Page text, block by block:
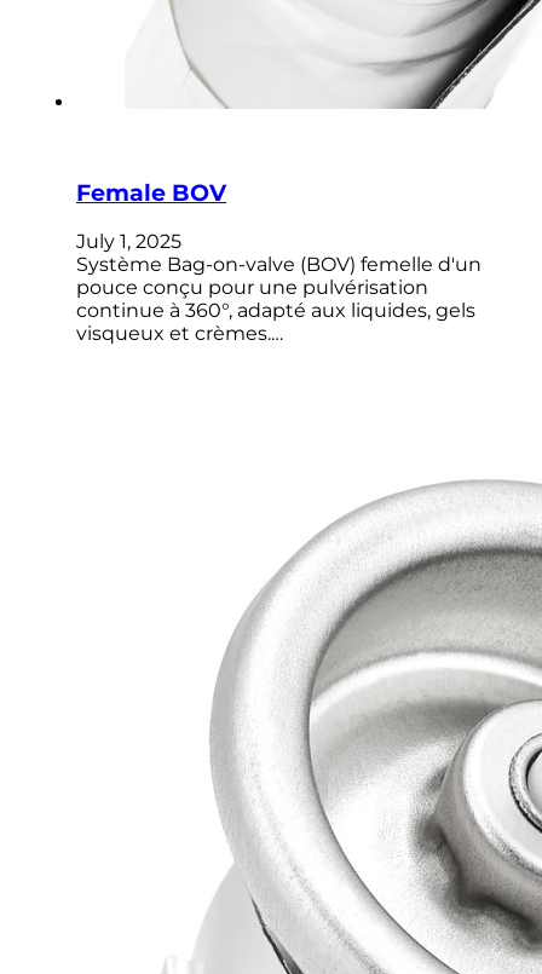
Female BOV
July 1, 2025
Système Bag-on-valve (BOV) femelle d'un
pouce conçu pour une pulvérisation
continue à 360°, adapté aux liquides, gels
visqueux et crèmes.…